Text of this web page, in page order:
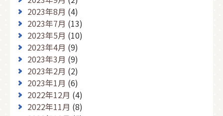
2023年8月 (4)
2023年7月 (13)
2023年5月 (10)
2023年4月 (9)
2023年3月 (9)
2023年2月 (2)
2023年1月 (6)
2022年12月 (4)
2022年11月 (8)